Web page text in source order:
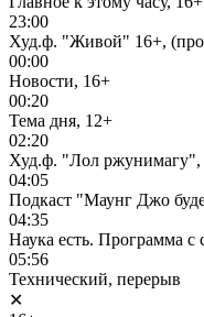
23:00
Худ.ф. "Живой" 16+,
00:00
Новости, 16+
00:20
Тема дня, 12+
02:20
Худ.ф. "Лол ржунимагу",
04:05
Подкаст "Маунг Джо
04:35
Наука есть. Программа с
05:56
Технический, перерыв
✕